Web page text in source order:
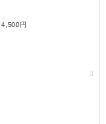
4,500円